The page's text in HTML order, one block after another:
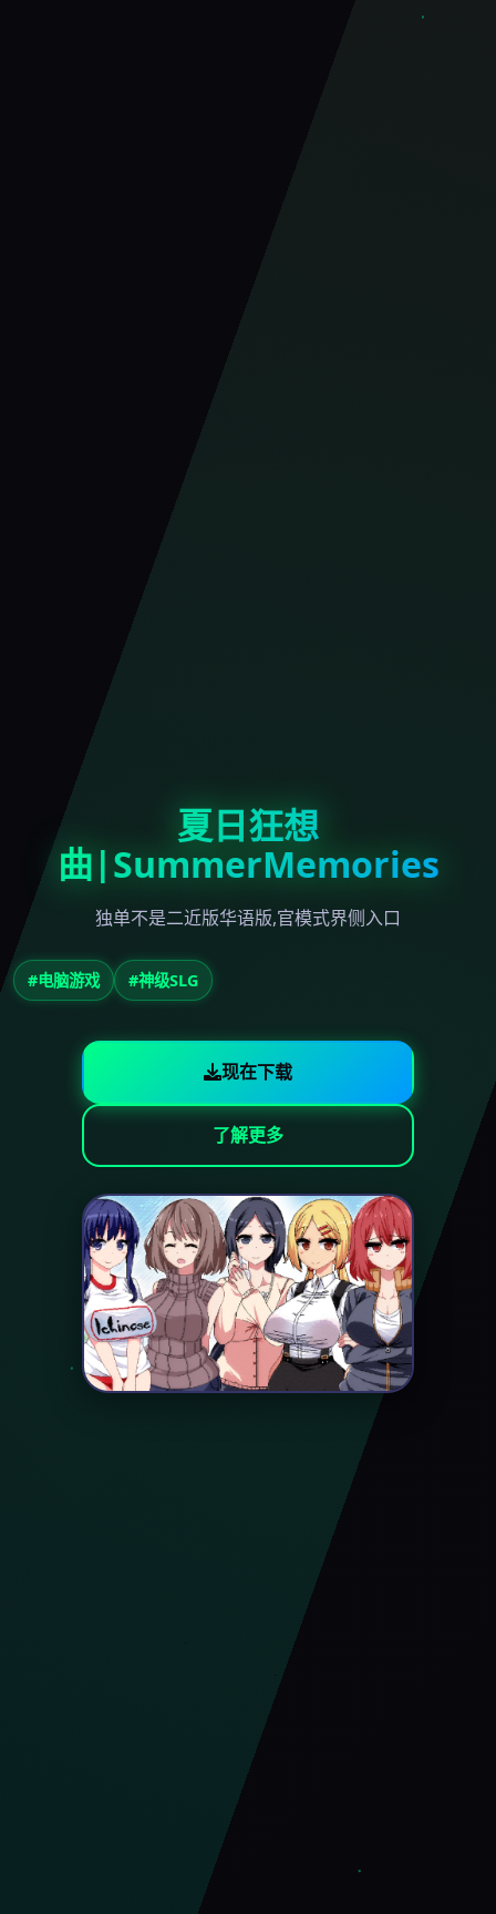
夏日狂想
曲|SummerMemories
独单不是二近版华语版,官模式界侧入口
#电脑游戏 #神级SLG
现在下载
了解更多